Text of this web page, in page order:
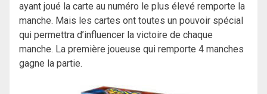
ayant joué la carte au numéro le plus élevé remporte la
manche. Mais les cartes ont toutes un pouvoir spécial
qui permettra d’influencer la victoire de chaque
manche. La première joueuse qui remporte 4 manches
gagne la partie.